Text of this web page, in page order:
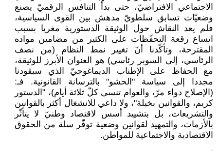
الاجتماعي الافتراضيّ، حتى بدأ التنافس الرقميّ يصنع
وضعيّات تسابق سلطويّ مدهش بين القوى السياسية،
فلم يعد النقاش حول الوثيقة الدستورية مغريا بسبب
اتساع رقعة التحفّظات على الكثير من مضامين مواده
المقترحة، وتأكّدنا أنّ تغيير نمط النظام (من نصف
الرئاسي، إلى السوبر رئاسي) هو العنوان الأبرز للوثيقة،
مع الحفاظ على الإطناب الديماغوجيّ الذي سيقودنا
مجددا إلى سياسة "الحشو" بالترسانة القانونية. فـ:
(الإصلاح دواء مرّ، والعوام تنسى كلّ ثلاثة أيام)، "الدستور
كريم، والقوانين بخيلة"، ولا داعي للانشغال أكثر بالقوانين
والتشريعات، بل بتشييد أسس لاقتصاد وطنيّ لا يتأثّر
بالأزمات، والتمهيد لقوانين وضعية توفّر سلة من الحقوق
الاقتصادية والاجتماعية للمواطن.